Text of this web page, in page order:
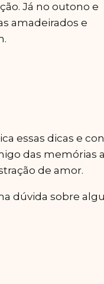
Já no outono e
amadeirados e
essas dicas e
das memórias
de amor.
dúvida sobre